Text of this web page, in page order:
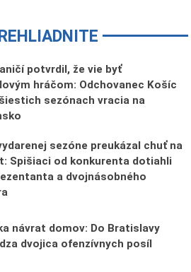
potvrdil, že vie byť
hráčom: Odchovanec Košíc
sezónach vracia na
sezóne preukázal chuť na
Spišiaci od konkurenta dotiahli
a dvojnásobného
návrat domov: Do Bratislavy
dvojica ofenzívnych posíl